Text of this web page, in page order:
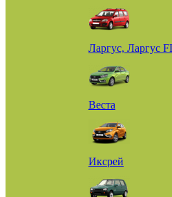
Ларгус, Ларгус
Веста
Иксрей